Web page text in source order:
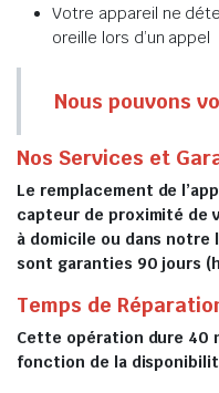
Votre appareil ne
oreille lors d’un appel
Nous pouvons
Nos Services et
Le remplacement de
capteur de proximité de
à domicile ou dans
sont garanties 90 jours
Temps de
Cette opération dure 40
fonction de la